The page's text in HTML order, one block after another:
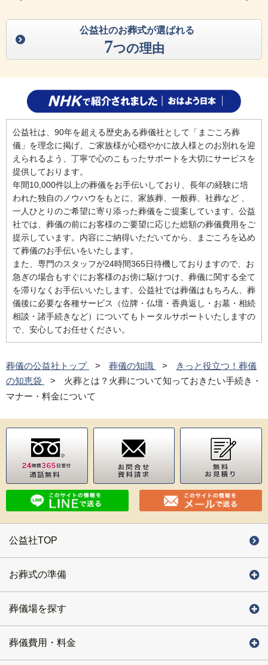
公益社のお葬式が選ばれる
7つの理由
公益社は、90年を超える歴史ある葬儀社として「まごころ葬
儀」を理念に掲げ、ご家族様が心穏やかに故人様とのお別れを迎
えられるよう、丁寧で心のこもったサポートを大切にサービスを
提供しております。
年間10,000件以上の葬儀をお手伝いしており、長年の経験に培
われた独自のノウハウをもとに、家族葬、一般葬、社葬など 、
一人ひとりのご希望に寄り添った葬儀をご提案しています。公益
社では、葬儀の前にお客様のご要望に応じた総額の葬儀費用をご
提示しています。内容にご納得いただいてから、まごころを込め
て葬儀のお手伝いをいたします。
また、専門のスタッフが24時間365日待機しておりますので、お
急ぎの場合もすぐにお客様のお傍に駆けつけ、葬儀に関する全て
を滞りなくお手伝いいたします。公益社では葬儀はもちろん、葬
儀後に必要な各種サービス（位牌・仏壇・香典返し・お墓・相続
相談・諸手続きなど）についてもトータルサポートいたしますの
で、安心してお任せください。
葬儀の公益社トップ 葬儀の知識
きっと役立つ！葬儀
の知恵袋
火葬とは？火葬について知っておきたい手続き・
マナー・料金について
公益社TOP
お葬式の準備
葬儀場を探す
葬儀費用・料金